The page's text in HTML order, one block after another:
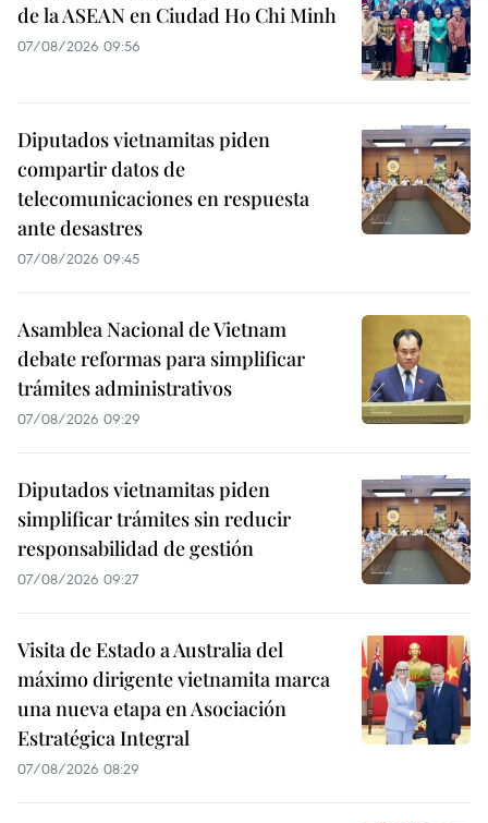
de la ASEAN en Ciudad Ho Chi Minh
07/08/2026 09:56
Diputados vietnamitas piden
compartir datos de
telecomunicaciones en respuesta
ante desastres
07/08/2026 09:45
Asamblea Nacional de Vietnam
debate reformas para simplificar
trámites administrativos
07/08/2026 09:29
Diputados vietnamitas piden
simplificar trámites sin reducir
responsabilidad de gestión
07/08/2026 09:27
Visita de Estado a Australia del
máximo dirigente vietnamita marca
una nueva etapa en Asociación
Estratégica Integral
07/08/2026 08:29